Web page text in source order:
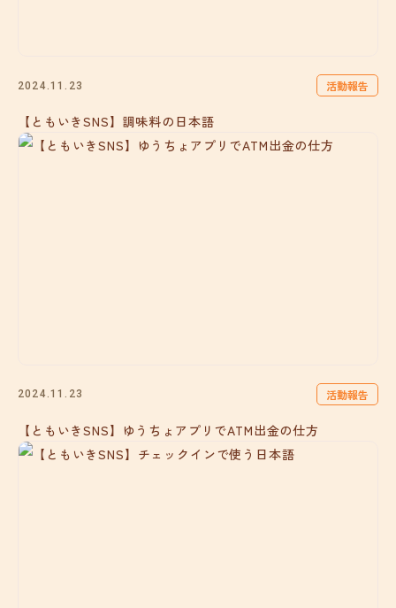
2024.11.23 活動報告
【ともいきSNS】調味料の日本語
2024.11.23 活動報告
【ともいきSNS】ゆうちょアプリでATM出金の仕方